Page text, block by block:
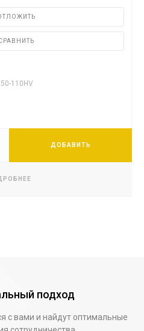
110HV
ДОБАВИТЬ
подход
с вами и найдут оптимальные